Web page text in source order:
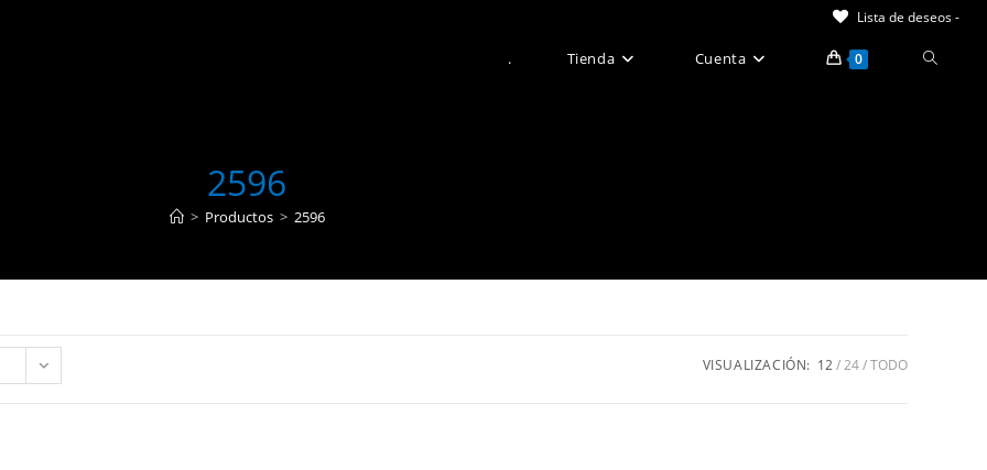
Lista de deseos -
. Tienda Cuenta 0 Alternar
web
2596
> Productos > 2596
VISUALIZACIÓN: 12 24 TODO